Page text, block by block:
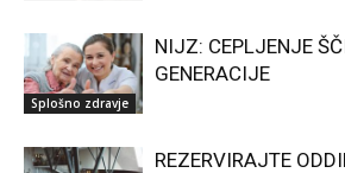
Splošno zdravje
NIJZ: CEPLJENJE
GENERACIJE
REZERVIRAJTE